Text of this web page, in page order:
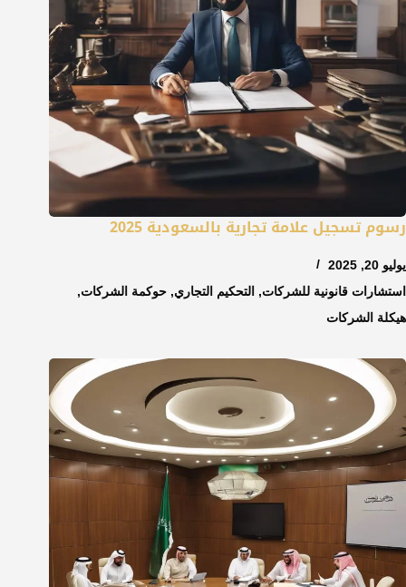
رسوم تسجيل علامة تجارية بالسعودية 2025
يوليو 20, 2025
استشارات قانونية للشركات, التحكيم التجاري, حوكمة الشركات,
هيكلة الشركات